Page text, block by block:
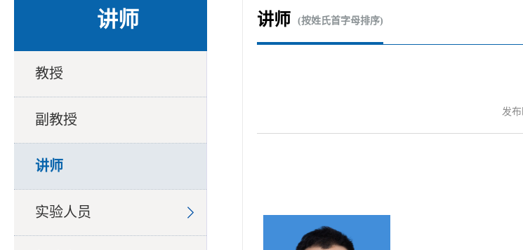
讲师
教授
副教授
讲师
实验人员
讲师 (按姓氏首字母排序)
发